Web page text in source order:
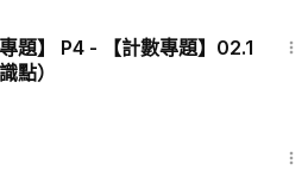
題】 P4 - 【計數專題】02.1
點）